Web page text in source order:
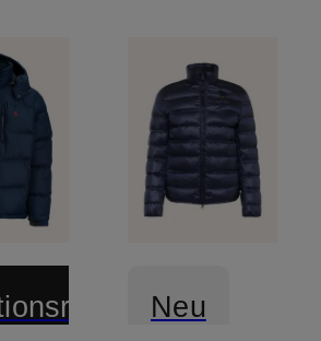
Neu